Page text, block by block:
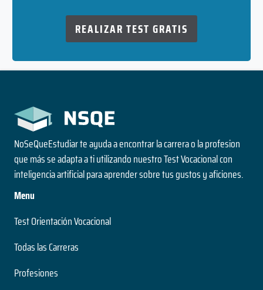
REALIZAR TEST GRATIS
NoSeQueEstudiar te ayuda a encontrar la carrera o la profesion
que más se adapta a ti utilizando nuestro Test Vocacional con
inteligencia artificial para aprender sobre tus gustos y aficiones.
Menu
Test Orientación Vocacional
Todas las Carreras
Profesiones